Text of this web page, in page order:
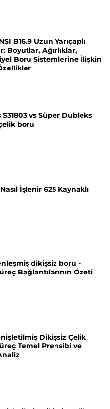
B16.9 Uzun Yarıçaplı
Boyutlar, Ağırlıklar,
Boru Sistemlerine İlişkin
vs Süper Dubleks
boru
İşlenir 625 Kaynaklı
dikişsiz boru -
Bağlantılarının Özeti
Dikişsiz Çelik
Temel Prensibi ve